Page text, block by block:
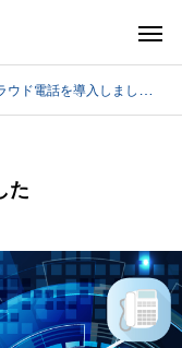
ド電話を導入しました
た